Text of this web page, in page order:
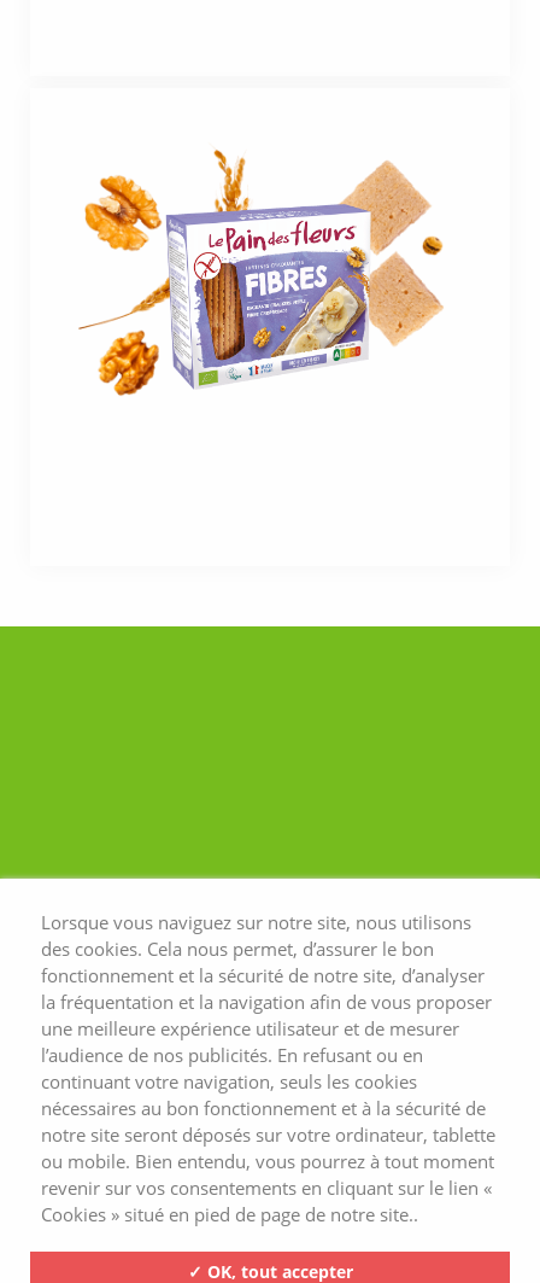
Lorsque vous naviguez sur notre site, nous utilisons
des cookies. Cela nous permet, d’assurer le bon
fonctionnement et la sécurité de notre site, d’analyser
la fréquentation et la navigation afin de vous proposer
une meilleure expérience utilisateur et de mesurer
l’audience de nos publicités. En refusant ou en
continuant votre navigation, seuls les cookies
nécessaires au bon fonctionnement et à la sécurité de
notre site seront déposés sur votre ordinateur, tablette
ou mobile. Bien entendu, vous pourrez à tout moment
revenir sur vos consentements en cliquant sur le lien «
Cookies » situé en pied de page de notre site..
✓ OK, tout accepter